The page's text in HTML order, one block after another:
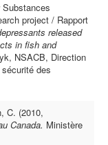
Substances
project / Rapport
released
in fish and
NSACB, Direction
des
C. (2010,
Canada. Ministère